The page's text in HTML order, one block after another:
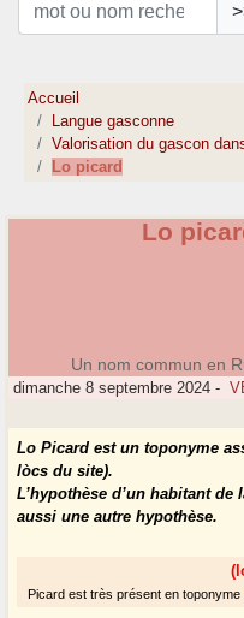
Accueil
Langue gasconne
Valorisation du gascon
Lo picard
Lo
Un nom commun en
dimanche 8 septembre 2024 -
Lo Picard est un toponyme
lòcs du site).
L’hypothèse d’un habitant
aussi une autre hypothèse.
Picard est très présent en